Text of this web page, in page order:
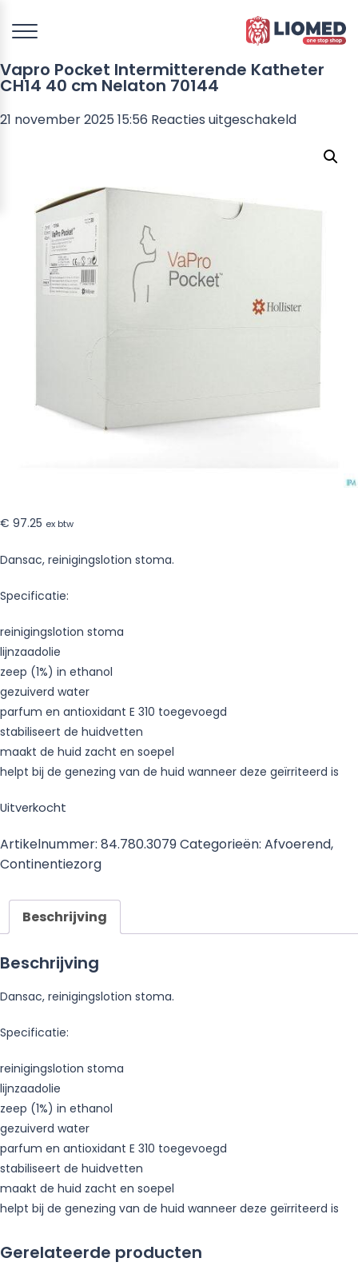
Vapro Pocket Intermitterende Katheter
CH14 40 cm Nelaton 70144
21 november 2025 15:56 Reacties uitgeschakeldvoor
Pocket
€ 97.25 ex btw
Dansac, reinigingslotion stoma.
Specificatie:
reinigingslotion stoma
lijnzaadolie
zeep (1%) in ethanol
gezuiverd water
parfum en antioxidant E 310 toegevoegd
stabiliseert de huidvetten
maakt de huid zacht en soepel
helpt bij de genezing van de huid wanneer deze geïrriteerd is
Uitverkocht
Artikelnummer: 84.780.3079Categorieën: Afvoerend,
Continentiezorg
Beschrijving
Beschrijving
Dansac, reinigingslotion stoma.
Specificatie:
reinigingslotion stoma
lijnzaadolie
zeep (1%) in ethanol
gezuiverd water
parfum en antioxidant E 310 toegevoegd
stabiliseert de huidvetten
maakt de huid zacht en soepel
helpt bij de genezing van de huid wanneer deze geïrriteerd is
Gerelateerde producten